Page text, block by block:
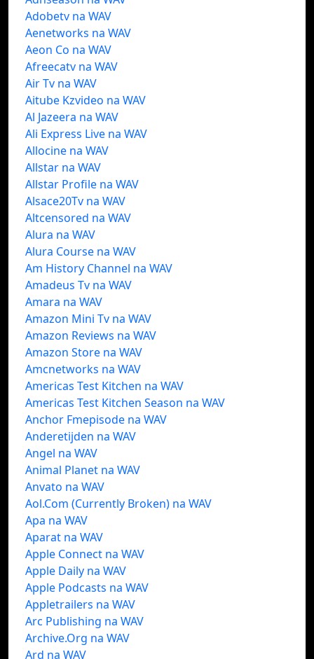
Adobetv na WAV
Aenetworks na WAV
Aeon Co na WAV
Afreecatv na WAV
Air Tv na WAV
Aitube Kzvideo na WAV
Al Jazeera na WAV
Ali Express Live na WAV
Allocine na WAV
Allstar na WAV
Allstar Profile na WAV
Alsace20Tv na WAV
Altcensored na WAV
Alura na WAV
Alura Course na WAV
Am History Channel na WAV
Amadeus Tv na WAV
Amara na WAV
Amazon Mini Tv na WAV
Amazon Reviews na WAV
Amazon Store na WAV
Amcnetworks na WAV
Americas Test Kitchen na WAV
Americas Test Kitchen Season na WAV
Anchor Fmepisode na WAV
Anderetijden na WAV
Angel na WAV
Animal Planet na WAV
Anvato na WAV
Aol.Com (Currently Broken) na WAV
Apa na WAV
Aparat na WAV
Apple Connect na WAV
Apple Daily na WAV
Apple Podcasts na WAV
Appletrailers na WAV
Arc Publishing na WAV
Archive.Org na WAV
Ard na WAV